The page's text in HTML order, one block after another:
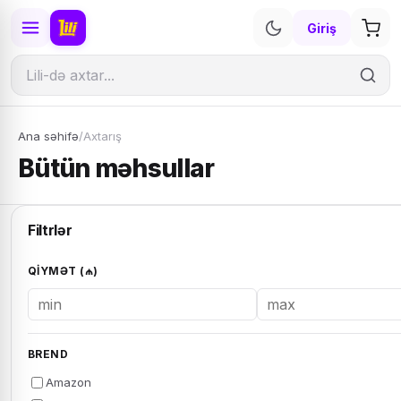
Giriş
Ana səhifə/Axtarış
Bütün məhsullar
Filtrlər
QIYMƏT (₼)
BREND
Amazon